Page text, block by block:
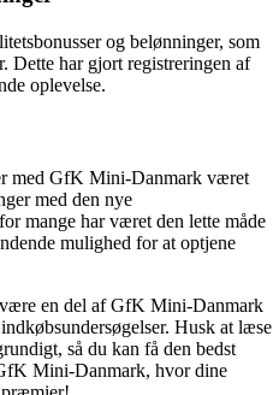
og belønninger, som
Dette har gjort registreringen af
oplevelse.
med GfK Mini-Danmark været
med den nye
mange har været den lette måde
mulighed for at optjene
en del af GfK Mini-Danmark
Husk at læse
så du kan få den bedst
Mini-Danmark, hvor dine